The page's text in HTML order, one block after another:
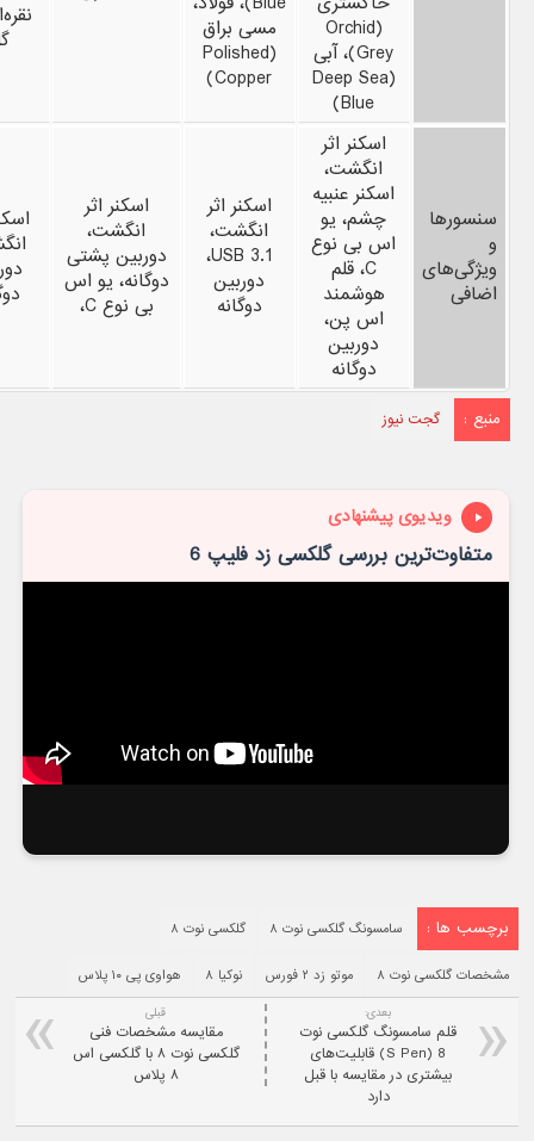
(Orchid
Grey)، آبی
(Deep Sea
Blue)
مسی براق
(Polished
Copper)
سنسورها
و
ویژگی‌های
اضافی
اسکنر اثر
انگشت،
اسکنر عنبیه
چشم، یو
اس بی نوع
C، قلم
هوشمند
اس پن،
دوربین
دوگانه
اسکنر اثر
انگشت،
USB 3.1،
دوربین
دوگانه
اسکنر اثر
انگشت،
دوربین پشتی
دوگانه، یو اس
بی نوع C،
منبع : گجت نیوز
ویدیوی پیشنهادی
متفاوت‌ترین بررسی گلکسی زد فلیپ 6
برچسب ها : سامسونگ گلکسی نوت ۸ گلکسی نوت ۸
مشخصات گلکسی نوت ۸ موتو زد ۲ فورس نوکیا ۸ هواوی پی ۱۰ پلاس
قبلی
مقایسه مشخصات فنی
گلکسی نوت ۸ با گلکسی اس
۸ پلاس
بعدی:
قلم سامسونگ گلکسی نوت
8 (S Pen) قابلیت‌های
بیشتری در مقایسه با قبل
دارد